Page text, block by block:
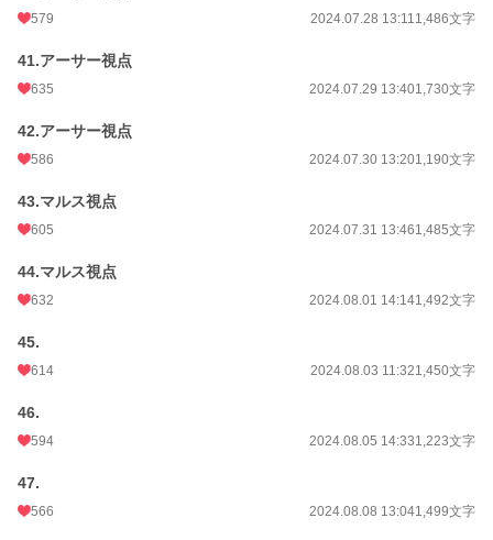
579 2024.07.28 13:111,486文字
41.アーサー視点
635 2024.07.29 13:401,730文字
42.アーサー視点
586 2024.07.30 13:201,190文字
43.マルス視点
605 2024.07.31 13:461,485文字
44.マルス視点
632 2024.08.01 14:141,492文字
45.
614 2024.08.03 11:321,450文字
46.
594 2024.08.05 14:331,223文字
47.
566 2024.08.08 13:041,499文字